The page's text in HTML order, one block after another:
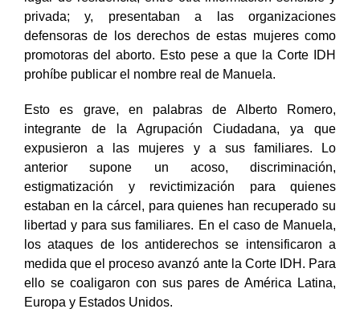
lugar de residencia, entre otra información sensible y
privada; y, presentaban a las organizaciones
defensoras de los derechos de estas mujeres como
promotoras del aborto. Esto pese a que la Corte IDH
prohíbe publicar el nombre real de Manuela.
Esto es grave, en palabras de Alberto Romero,
integrante de la Agrupación Ciudadana, ya que
expusieron a las mujeres y a sus familiares. Lo
anterior supone un acoso, discriminación,
estigmatización y revictimización para quienes
estaban en la cárcel, para quienes han recuperado su
libertad y para sus familiares. En el caso de Manuela,
los ataques de los antiderechos se intensificaron a
medida que el proceso avanzó ante la Corte IDH. Para
ello se coaligaron con sus pares de América Latina,
Europa y Estados Unidos.